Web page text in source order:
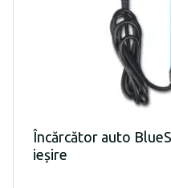
Încărcător auto
ieșire